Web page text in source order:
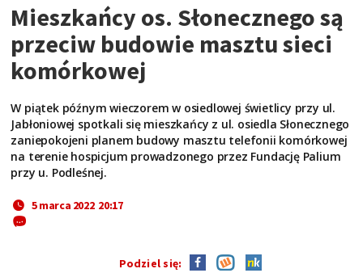
Mieszkańcy os. Słonecznego są
przeciw budowie masztu sieci
komórkowej
W piątek późnym wieczorem w osiedlowej świetlicy przy ul.
Jabłoniowej spotkali się mieszkańcy z ul. osiedla Słonecznego
zaniepokojeni planem budowy masztu telefonii komórkowej
na terenie hospicjum prowadzonego przez Fundację Palium
przy u. Podleśnej.
5 marca 2022 20:17
Podziel się: